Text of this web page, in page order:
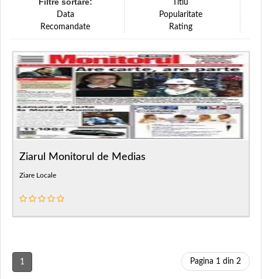
Titlu
Data
Popularitate
Recomandate
Rating
Ziarul Monitorul de Medias
Ziare Locale
1 Pagina 1 din 2